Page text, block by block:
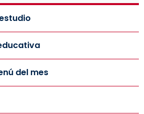
del mes